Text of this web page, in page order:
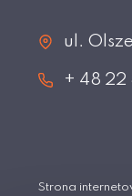
ul.
+ 48
Strona